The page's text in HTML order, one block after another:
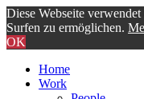
Diese Webseite
Surfen zu ermöglichen.
OK
Home
Work